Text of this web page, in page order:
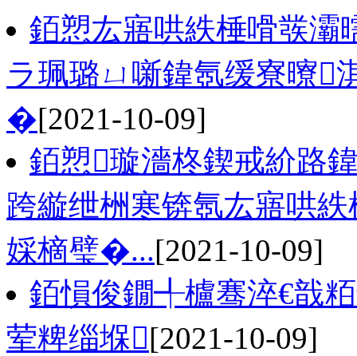
銆愬厷寤哄紩棰嗗彂灞
ラ珮璐ㄩ噺鍏氬缓寮曢
�[2021-10-09]
銆愬璇濇柊鍥戒紒路
跨縼绁栦寒锛氬厷寤哄
婇樀璧�...[2021-10-09]
銆愪俊鐗╃櫨骞淬€戠
荤粺缁堢[2021-10-09]